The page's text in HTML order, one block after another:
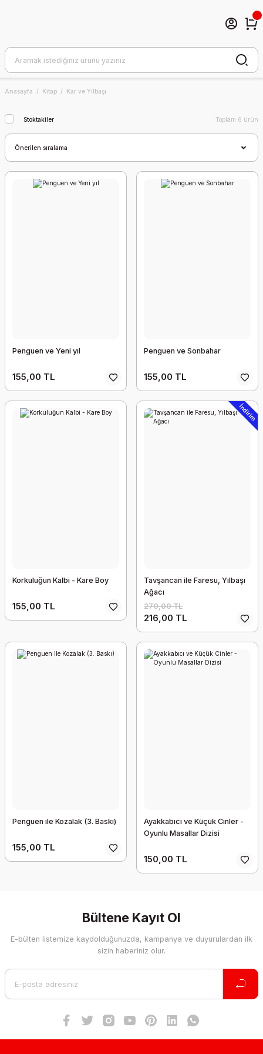
Anasayfa Kitap Kar ve Yılbaşı
Stoktakiler Toplam 6 ürün
Penguen ve Yeni yıl
155,00 TL
Penguen ve Sonbahar
155,00 TL
Korkuluğun Kalbi - Kare Boy
155,00 TL
İndirim
Tavşancan ile Faresu, Yılbaşı
Ağacı
270,00 TL
216,00 TL
Penguen ile Kozalak (3. Baskı)
155,00 TL
Ayakkabıcı ve Küçük Cinler -
Oyunlu Masallar Dizisi
150,00 TL
Bültene Kayıt Ol
E-bülten listemize kaydolduğunuzda, kampanya ve duyurulardan ilk
sizin haberiniz olur.